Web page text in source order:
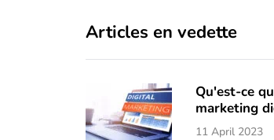
Articles en vedette
Qu'est-ce
marketing
11 April 2023